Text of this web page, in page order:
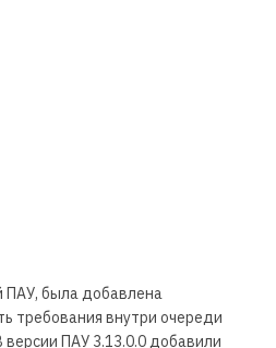
ПАУ, была добавлена
требования внутри очереди
ПАУ 3.13.0.0 добавили